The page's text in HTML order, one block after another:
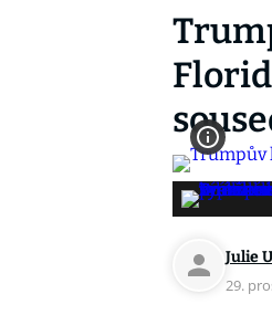
Julie
29.